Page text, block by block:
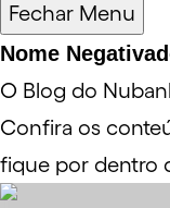
Fechar Menu
Nome
O Blog do
Confira os
fique por dentro